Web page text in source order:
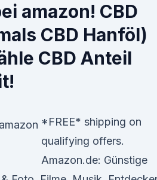
amazon! CBD
CBD Hanföl)
CBD Anteil
*FREE* shipping on
qualifying offers.
Amazon.de: Günstige